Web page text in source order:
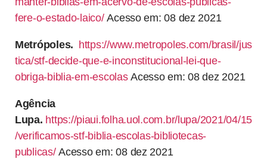
fere-o-estado-laico/Acesso em: 08 dez 2021
Metrópoles. https://www.metropoles.com/brasil/jus
tica/stf-decide-que-e-inconstitucional-lei-que-
obriga-biblia-em-escolasAcesso em: 08 dez 2021
Agência
Lupa. https://piaui.folha.uol.com.br/lupa/2021/04/15
/verificamos-stf-biblia-escolas-bibliotecas-
publicas/Acesso em: 08 dez 2021